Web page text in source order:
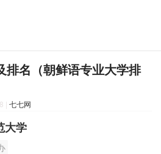
排名（朝鲜语专业大学排
| 七七网
大学